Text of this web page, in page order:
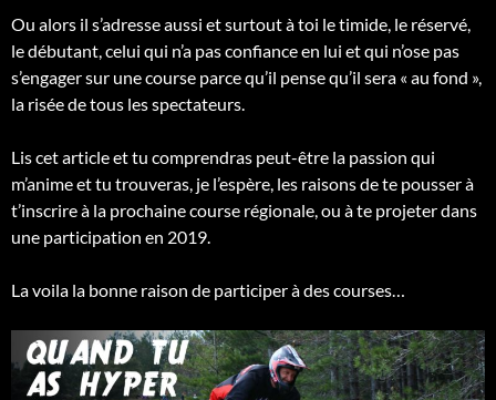
Ou alors il s’adresse aussi et surtout à toi le timide, le réservé,
le débutant, celui qui n’a pas confiance en lui et qui n’ose pas
s’engager sur une course parce qu’il pense qu’il sera « au fond »,
la risée de tous les spectateurs.
Lis cet article et tu comprendras peut-être la passion qui
m’anime et tu trouveras, je l’espère, les raisons de te pousser à
t’inscrire à la prochaine course régionale, ou à te projeter dans
une participation en 2019.
La voila la bonne raison de participer à des courses…